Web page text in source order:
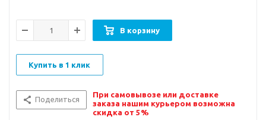
В корзину
Купить в 1 клик
Поделиться
При самовывозе или доставке
заказа нашим курьером возможна
скидка от 5%